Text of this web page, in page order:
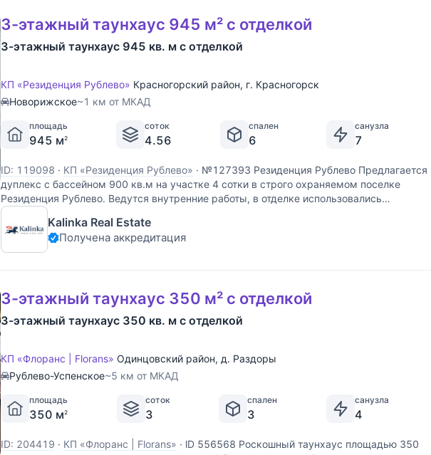
3-этажный таунхаус 945 м² с отделкой
3-этажный таунхаус 945 кв. м с отделкой
КП «Резиденция Рублево» Красногорский район, г. Красногорск
Новорижское~1 км от МКАД
площадь
945 м2
соток
4.56
спален
6
санузла
7
ID: 119098 · КП «Резиденция Рублево» · №127393 Резиденция Рублево Предлагается
дуплекс с бассейном 900 кв.м на участке 4 сотки в строго охраняемом поселке
Резиденция Рублево. Ведутся внутренние работы, в отделке использовались
качественные материалы. В планировке предусмотрены 5 спален с
Kalinka Real Estate
Получена аккредитация
3-этажный таунхаус 350 м² с отделкой
3-этажный таунхаус 350 кв. м с отделкой
КП «Флоранс | Florans» Одинцовский район, д. Раздоры
Рублево-Успенское~5 км от МКАД
площадь
350 м2
соток
3
спален
3
санузла
4
ID: 204419 · КП «Флоранс | Florans» · lD 556568 Роскошный таунхаус площадью 350